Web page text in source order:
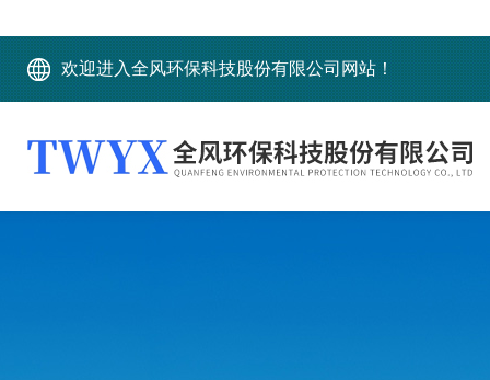
欢迎进入全风环保科技股份有限公司网站！